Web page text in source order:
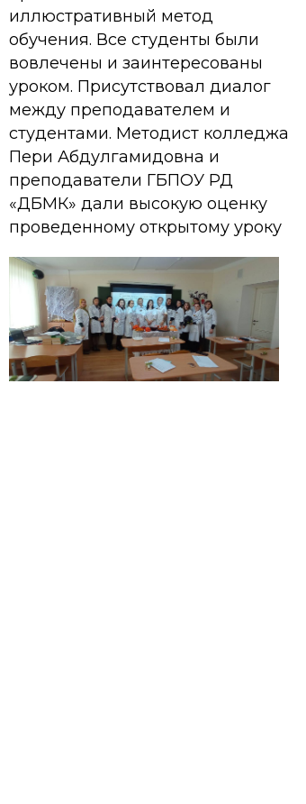
иллюстративный метод
обучения. Все студенты были
вовлечены и заинтересованы
уроком. Присутствовал диалог
между преподавателем и
студентами. Методист колледжа
Пери Абдулгамидовна и
преподаватели ГБПОУ РД
«ДБМК» дали высокую оценку
проведенному открытому уроку